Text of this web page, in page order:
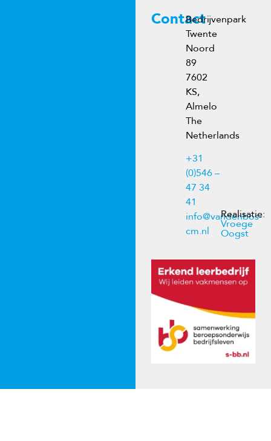
ContactBedrijvenpark
Twente
Noord
89
7602
KS,
Almelo
The
Netherlands
+31
(0)546 –
47 34
41
info@vandenbos-
cm.nl
Realisatie:
Vroege
Oogst